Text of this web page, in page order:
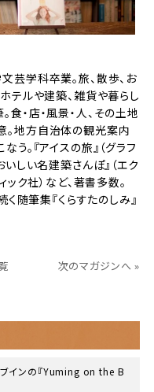
芸学科卒業。旅、散歩、お
テルや建築、雑貨や暮らし
・店・風景・人、その土地
。地方自治体の観光案内
う。『アイスの旅』（グラフ
しい名建築さんぽ』（エク
ック社）など、著書多数。
随筆集『くらすたのしみ』
次のマガジンへ »
インの『Yuming on the B